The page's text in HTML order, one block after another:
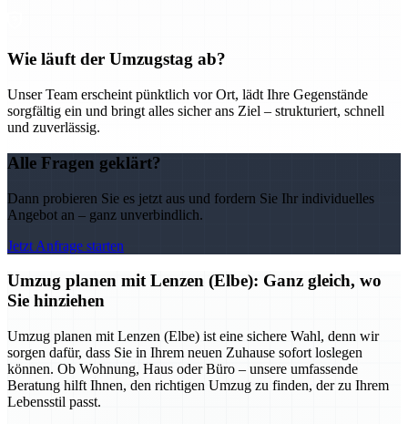
Wie läuft der Umzugstag ab?
Unser Team erscheint pünktlich vor Ort, lädt Ihre Gegenstände
sorgfältig ein und bringt alles sicher ans Ziel – strukturiert, schnell
und zuverlässig.
Alle Fragen geklärt?
Dann probieren Sie es jetzt aus und fordern Sie Ihr individuelles
Angebot an – ganz unverbindlich.
Jetzt Anfrage starten
Umzug planen mit Lenzen (Elbe): Ganz gleich, wo
Sie hinziehen
Umzug planen mit Lenzen (Elbe) ist eine sichere Wahl, denn wir
sorgen dafür, dass Sie in Ihrem neuen Zuhause sofort loslegen
können. Ob Wohnung, Haus oder Büro – unsere umfassende
Beratung hilft Ihnen, den richtigen Umzug zu finden, der zu Ihrem
Lebensstil passt.